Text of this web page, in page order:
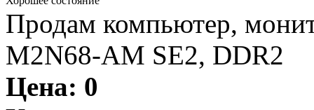
Продам компьютер,
M2N68-AM SE2, DDR2
Цена: 0